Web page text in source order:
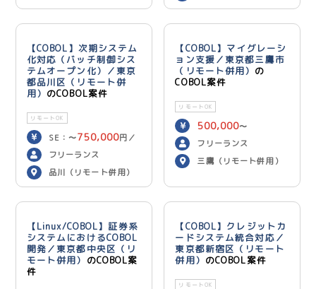
【COBOL】次期システム
化対応（バッチ制御シス
テムオープン化）／東京
都品川区（リモート併
用） のCOBOL案件
リモートOK
SE：〜750,000円／
月 PG：〜700,000
／月
フリーランス
品川（リモート併用）
【COBOL】マイグレーシ
ョン支援／東京都三鷹市
（リモート併用） の
COBOL案件
リモートOK
500,000〜
600,000 円／月
フリーランス
三鷹（リモート併用）
【Linux/COBOL】証券系
システムにおけるCOBOL
開発／東京都中央区（リ
モート併用） のCOBOL案
件
【COBOL】クレジットカ
ードシステム統合対応／
東京都新宿区（リモート
併用） のCOBOL案件
リモートOK